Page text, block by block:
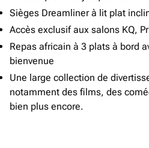
Sièges Dreamliner à lit plat
Accès exclusif aux salons KQ,
Repas africain à 3 plats à bord
bienvenue
Une large collection de
notamment des films, des
bien plus encore.